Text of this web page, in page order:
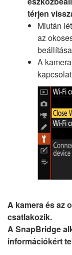
térjen
Miután
az
A
A kamera és az
csatlakozik.
A SnapBridge
információkért